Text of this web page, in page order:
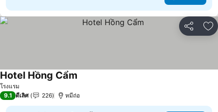
แชร์ เ
โรงแรม
Hotel Hồng Cẩm
9.1 ดีเลิศ 226 หมีถ่อ